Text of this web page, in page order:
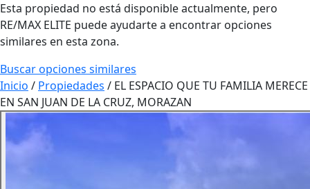
Esta propiedad no está disponible actualmente, pero
RE/MAX ELITE puede ayudarte a encontrar opciones
similares en esta zona.
Buscar opciones similares
Inicio / Propiedades / EL ESPACIO QUE TU FAMILIA MERECE
EN SAN JUAN DE LA CRUZ, MORAZAN